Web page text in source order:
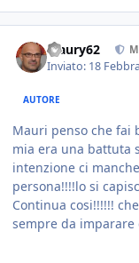
Maury62
Inviato: 18
AUTORE
Mauri penso che fai
mia era una battuta
intenzione ci
persona!!!!lo si
Continua cosi!!!!!!
sempre da imparare